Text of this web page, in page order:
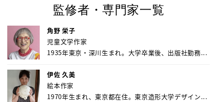
監修者・専門家一覧
角野 栄子
児童文学作家
1935年東京・深川生まれ。大学卒業後、出版社勤務...
伊佐 久美
絵本作家
1970年生まれ、東京都在住。東京造形大学デザイン...